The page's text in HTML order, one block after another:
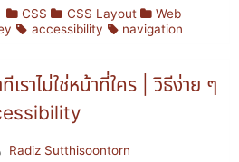
CSS CSS Layout
Web
accessibility navigation
ราไม่ใช่หน้าที่ใคร | วิธีง่าย ๆ
Radiz Sutthisoontorn